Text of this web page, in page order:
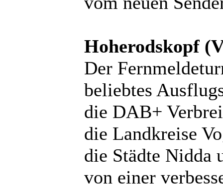
Hoherodskopf
Der
beliebtes
die DAB+
die Landkreise
die Städte Nidda
von einer